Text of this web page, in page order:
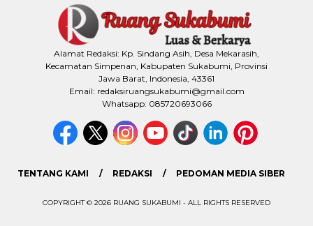
Alamat Redaksi: Kp. Sindang Asih, Desa Mekarasih,
Kecamatan Simpenan, Kabupaten Sukabumi, Provinsi
Jawa Barat, Indonesia, 43361
Email: redaksiruangsukabumi@gmail.com
Whatsapp: 085720693066
TENTANG KAMI REDAKSI PEDOMAN MEDIA SIBER
COPYRIGHT © 2026 RUANG SUKABUMI - ALL RIGHTS RESERVED